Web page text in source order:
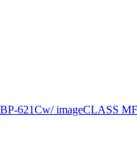
621Cw/ imageCLASS